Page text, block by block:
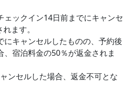
ェックイン14日前までにキャンセ
ます。
にキャンセルしたものの、予約後
宿泊料金の50％が返金されま
ンセルした場合、返金不可とな